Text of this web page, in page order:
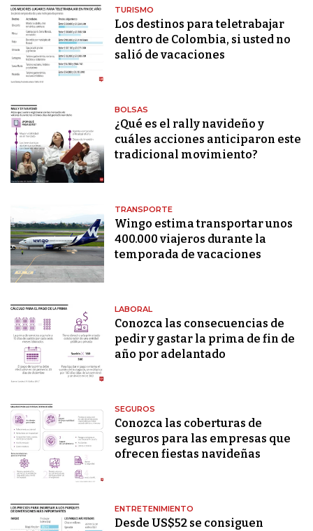
TURISMO
Los destinos para teletrabajar
dentro de Colombia, si usted no
salió de vacaciones
BOLSAS
¿Qué es el rally navideño y
cuáles acciones anticiparon este
tradicional movimiento?
TRANSPORTE
Wingo estima transportar unos
400.000 viajeros durante la
temporada de vacaciones
LABORAL
Conozca las consecuencias de
pedir y gastar la prima de fin de
año por adelantado
SEGUROS
Conozca las coberturas de
seguros para las empresas que
ofrecen fiestas navideñas
ENTRETENIMIENTO
Desde US$52 se consiguen